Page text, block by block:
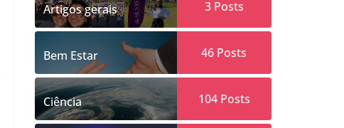
Artigos gerais 3Posts
Bem Estar 46 Posts
Ciência 104Posts